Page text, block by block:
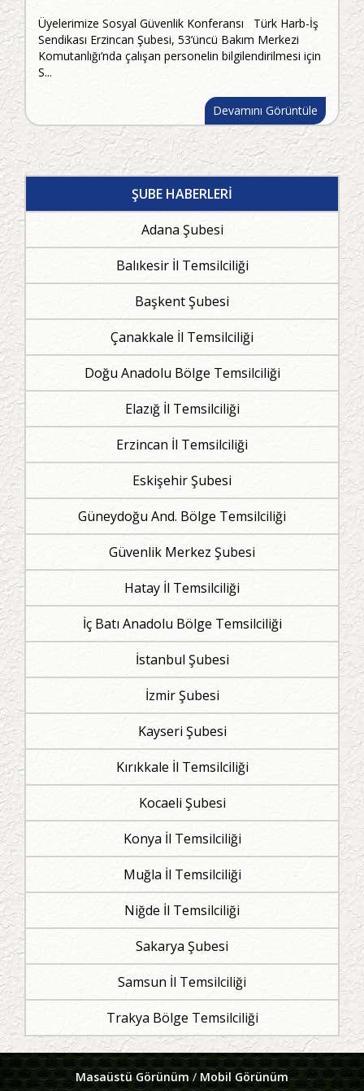
Üyelerimize Sosyal Güvenlik Konferansı Türk Harb-İş
Sendikası Erzincan Şubesi, 53’üncü Bakım Merkezi
Komutanlığı’nda çalışan personelin bilgilendirilmesi için
S...
Devamını Görüntüle
ŞUBE HABERLERİ
Adana Şubesi
Balıkesir İl Temsilciliği
Başkent Şubesi
Çanakkale İl Temsilciliği
Doğu Anadolu Bölge Temsilciliği
Elazığ İl Temsilciliği
Erzincan İl Temsilciliği
Eskişehir Şubesi
Güneydoğu And. Bölge Temsilciliği
Güvenlik Merkez Şubesi
Hatay İl Temsilciliği
İç Batı Anadolu Bölge Temsilciliği
İstanbul Şubesi
İzmir Şubesi
Kayseri Şubesi
Kırıkkale İl Temsilciliği
Kocaeli Şubesi
Konya İl Temsilciliği
Muğla İl Temsilciliği
Niğde İl Temsilciliği
Sakarya Şubesi
Samsun İl Temsilciliği
Trakya Bölge Temsilciliği
Masaüstü Görünüm/ Mobil Görünüm